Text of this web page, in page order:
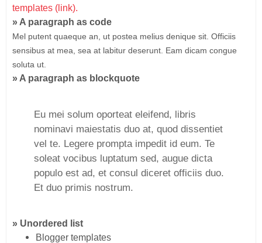
templates (link).
» A paragraph as code
Mel putent quaeque an, ut postea melius denique sit. Officiis
sensibus at mea, sea at labitur deserunt. Eam dicam congue
soluta ut.
» A paragraph as blockquote
Eu mei solum oporteat eleifend, libris
nominavi maiestatis duo at, quod dissentiet
vel te. Legere prompta impedit id eum. Te
soleat vocibus luptatum sed, augue dicta
populo est ad, et consul diceret officiis duo.
Et duo primis nostrum.
» Unordered list
Blogger templates